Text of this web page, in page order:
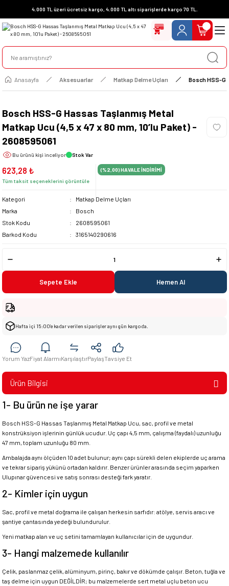
4.000 TL üzeri ücretsiz kargo, 4.000 TL altı siparişlerde kargo 70 TL.
Anasayfa Aksesuarlar Matkap Delme Uçları Bosch HSS-G
Bosch HSS-G Hassas Taşlanmış Metal
Matkap Ucu (4,5 x 47 x 80 mm, 10’lu Paket) -
2608595061
Bu ürünü kişi inceliyor Stok Var
623,28 ₺
Tüm taksit seçeneklerini görüntüle
(%2,00)HAVALE İNDİRİMİ
Kategori
Matkap Delme Uçları
Marka
Bosch
Stok Kodu
2608595061
Barkod Kodu
3165140290616
Sepete Ekle Hemen Al
Hafta içi 15:00’e kadar verilen siparişler aynı gün kargoda.
Yorum YazFiyat AlarmıKarşılaştırPaylaşTavsiye Et
Ürün Bilgisi
1- Bu ürün ne işe yarar
Bosch HSS-G Hassas Taşlanmış Metal Matkap Ucu, sac, profil ve metal
konstrüksiyon işlerinin günlük ucudur. Uç çapı 4,5 mm, çalışma (faydalı) uzunluğu
47 mm, toplam uzunluğu 80 mm.
Ambalajda aynı ölçüden 10 adet bulunur; aynı çapı sürekli delen ekiplerde uç arama
ve tekrar sipariş yükünü ortadan kaldırır. Benzer ürünler arasında seçim yaparken
Ulupınar güvencesi ve satış sonrası desteği fark yaratır.
2- Kimler için uygun
Sac, profil ve metal doğrama ile çalışan herkesin sarfıdır: atölye, servis aracı ve
şantiye çantasında yedeği bulundurulur.
Yeni matkap alan ve uç setini tamamlayan kullanıcılar için de uygundur.
3- Hangi malzemede kullanılır
Çelik, paslanmaz çelik, alüminyum, pirinç, bakır ve dökümde çalışır. Beton, tuğla ve
taş delme için uygun DEĞİLDİR; bu malzemelerde sert metal uçlu beton ucu